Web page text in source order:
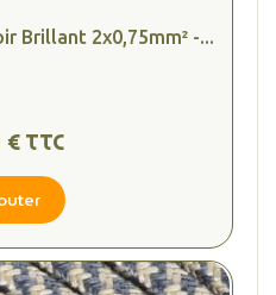
Brillant 2x0,75mm² -...
TTC